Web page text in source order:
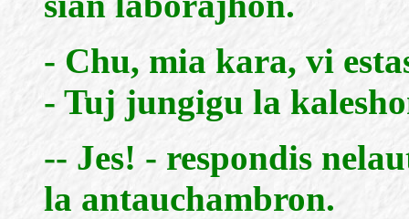
- Chu, mia kara, vi
- Tuj jungigu la
-- Jes! - respondis
la antauchambron.